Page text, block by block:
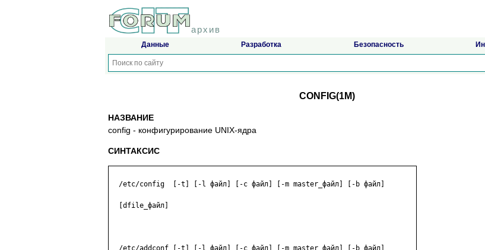
архив
Данные Разработка Безопасность
CONFIG(1M)
НАЗВАНИЕ
config - конфигурирование UNIX-ядра
СИНТАКСИС
  /etc/config  [-t] [-l файл] [-c файл] [-m master_файл] [-b файл]
  [dfile_файл]
  /etc/addconf [-t] [-l файл] [-c файл] [-m master_файл] [-b файл]